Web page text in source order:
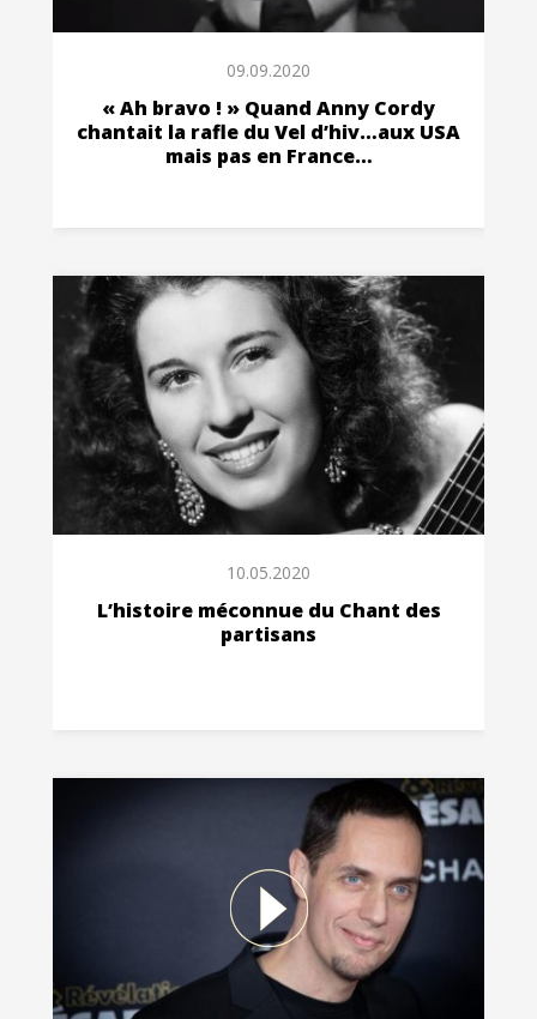
09.09.2020
« Ah bravo ! » Quand Anny Cordy
chantait la rafle du Vel d’hiv…aux USA
mais pas en France…
10.05.2020
L’histoire méconnue du Chant des
partisans